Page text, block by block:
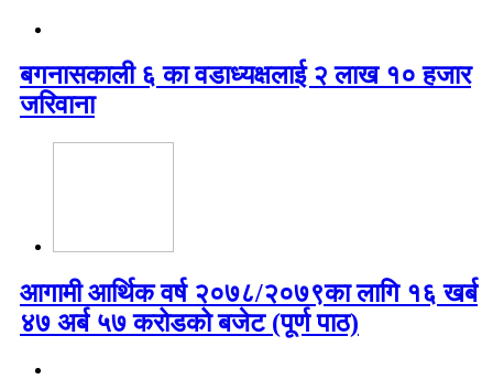
बगनासकाली ६ का वडाध्यक्षलाई २ लाख १० हजार
जरिवाना
आगामी आर्थिक वर्ष २०७८/२०७९का लागि १६ खर्ब
४७ अर्ब ५७ करोडको बजेट (पूर्ण पाठ)